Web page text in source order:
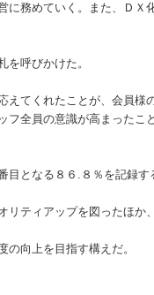
務めていく。また、ＤＸ
呼びかけた。
てくれたことが、会員様
全員の意識が高まったこ
となる８６.８％を記録す
ティアップを図ったほか
向上を目指す構えだ。